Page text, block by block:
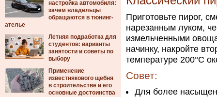
настройка автомобиля:
зачем владельцы
обращаются в тюнинг-
ателье
Летняя подработка для
студентов: варианты
занятости и советы по
выбору
Применение
известнякового щебня
в строительстве и его
основные достоинства
Приготовьте пирог,
нарезанным луком,
измельченными
начинку, накройте
температуре 200°C
Совет:
Для более